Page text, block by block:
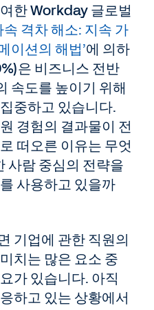
한 Workday 글로벌
속 격차 해소: 지속 가
이션의 해법’에 의하
은 비즈니스 전반
속도를 높이기 위해
중하고 있습니다.
경험의 결과물이 전
떠오른 이유는 무엇
사람 중심의 전략을
사용하고 있을까
기업에 관한 직원의
치는 많은 요소 중
가 있습니다. 아직
하고 있는 상황에서